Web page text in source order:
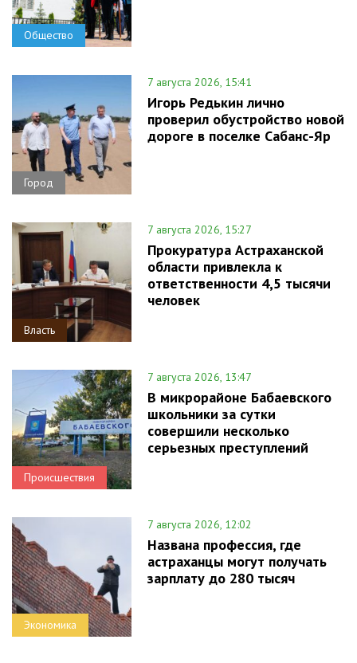
Общество
Город
7 августа 2026, 15:41
Игорь Редькин лично
проверил обустройство новой
дороге в поселке Сабанс-Яр
Власть
7 августа 2026, 15:27
Прокуратура Астраханской
области привлекла к
ответственности 4,5 тысячи
человек
Происшествия
7 августа 2026, 13:47
В микрорайоне Бабаевского
школьники за сутки
совершили несколько
серьезных преступлений
Экономика
7 августа 2026, 12:02
Названа профессия, где
астраханцы могут получать
зарплату до 280 тысяч